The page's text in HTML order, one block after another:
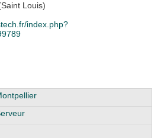
Louis)
index.php?